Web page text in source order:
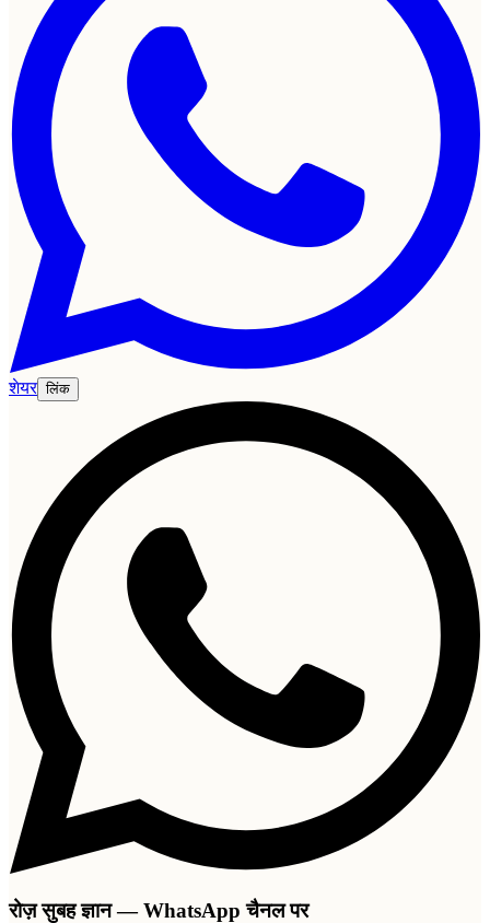
शेयर लिंक
रोज़ सुबह ज्ञान — WhatsApp चैनल पर